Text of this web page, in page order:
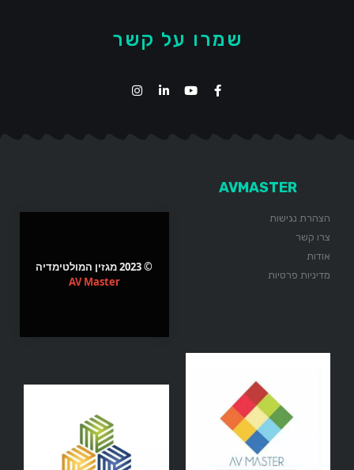
שמרו על קשר
AVMASTER
הצהרת נגישות
צרו קשר
אודות
מדיניות פרטיות
© 2023 מגזין המולטימדיה
AV Master